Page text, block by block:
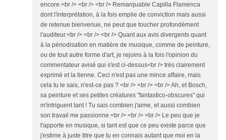
encore.<br /> <br /> <br /> Remarquable Capilla Flamenca
dont l'interprétation, à la fois emplie de conviction mais aussi
de retenue bienvenue, ne peut que toucher profondément
l'auditeur.<br /> <br /> <br /> Quant aux avis divergents quant
à la périodisation en matière de musique, comme de peinture,
ou de tout autre forme d'art, je rejoins à la fois l'opinion du
commentateur avisé qui s'est ci-dessus<br /> très clairement
exprimé et la tienne. Ceci n'est pas une mince affaire, mais
cela tu le sais, n'est-ce pas ? <br /> <br /> <br /> Ah, et Bosch,
sa peinture et ses petites créatures "fantastico-obscures" qui
m'intriguent tant ! Tu sais combien j'aime, et aussi combien
son travail me passionne.<br /> <br /> <br /> Le peu que je
t'apporte en musique, si tant est que ce peu existe parce que
j'estime à juste titre que tu en connais autant que moi en la